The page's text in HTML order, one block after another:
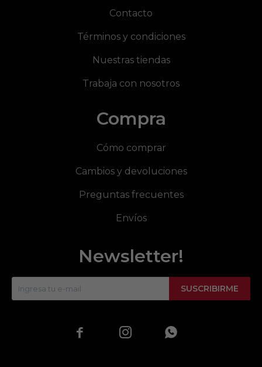
Contacto
Términos y condiciones
Nuestras tiendas
Trabaja con nosotros
Compra
Cómo comprar
Cambios y devoluciones
Preguntas frecuentes
Envíos
Newsletter!
SUSCRIBIRME
  